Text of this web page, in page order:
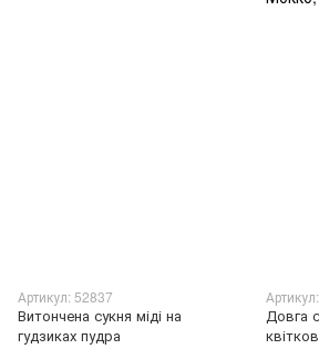
Артикул: 52837
Витончена сукня міді на
гудзиках пудра
Довга